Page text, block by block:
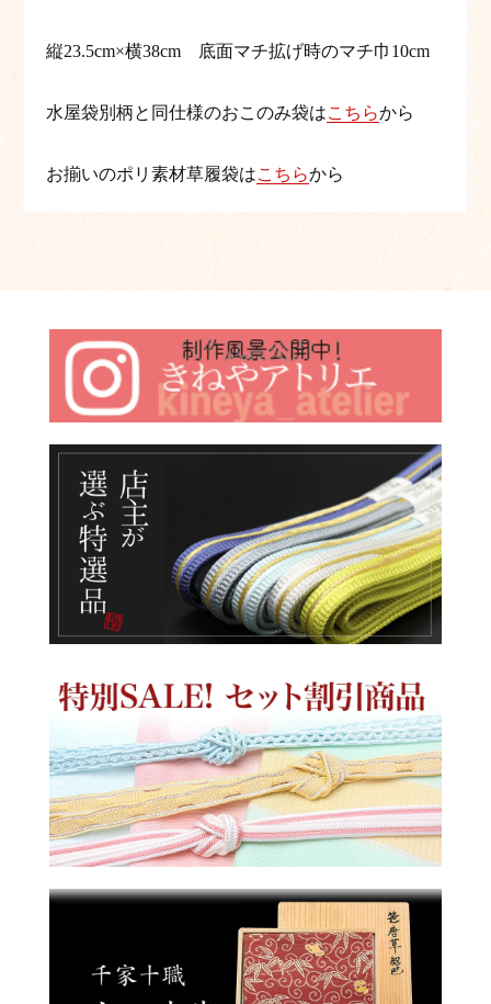
縦23.5cm×横38cm 底面マチ拡げ時のマチ巾10cm
水屋袋別柄と同仕様のおこのみ袋はこちらから
お揃いのポリ素材草履袋はこちらから